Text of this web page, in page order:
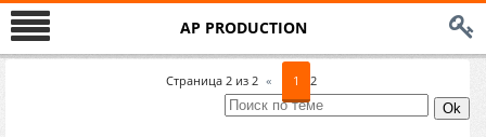
AP PRODUCTION
Страница 2 из 2 « 1 2